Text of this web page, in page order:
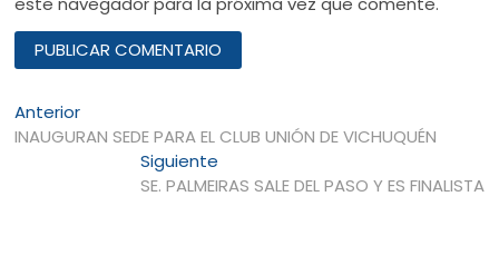
Navegación
de
entradas
AnteriorEntrada
anterior:
INAUGURAN SEDE PARA EL CLUB UNIÓN DE VICHUQUÉN
SiguienteEntrada
siguiente:
SE. PALMEIRAS SALE DEL PASO Y ES FINALISTA